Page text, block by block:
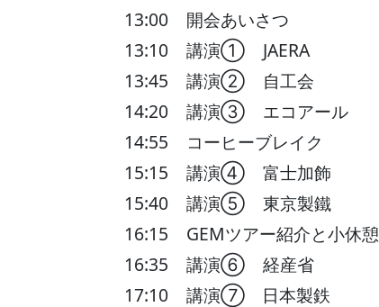
13:00 開会あいさつ
13:10 講演① JAERA
13:45 講演② 自工会
14:20 講演③ エコアール
14:55 コーヒーブレイク
15:15 講演④ 富士加飾
15:40 講演⑤ 東京製鐵
16:15 GEMツアー紹介と小休憩
16:35 講演⑥ 経産省
17:10 講演⑦ 日本製鉄